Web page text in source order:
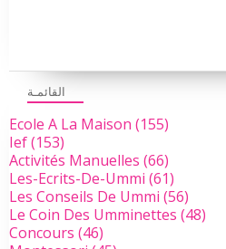
القائمـة
Ecole A La Maison (155)
Ief(153)
Activités Manuelles (66)
Les-Ecrits-De-Ummi (61)
Les Conseils De Ummi (56)
Le Coin Des Umminettes (48)
Concours (46)